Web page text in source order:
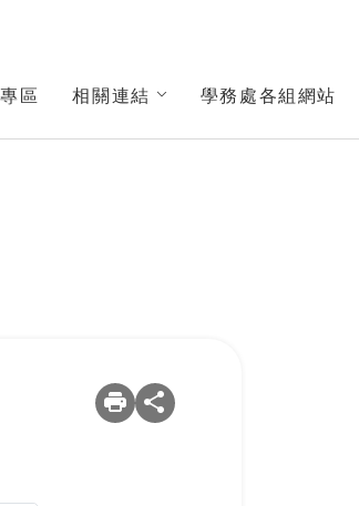
區 相關連結 學務處各組網站